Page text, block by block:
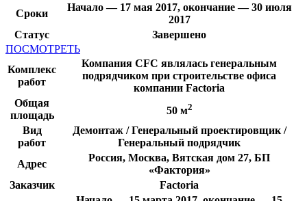
Сроки
Начало — 17 мая 2017, окончание — 30 июля
2017
Статус
Завершено
ПОСМОТРЕТЬ
Комплекс
работ
Компания CFC являлась генеральным
подрядчиком при строительстве офиса
компании Factoria
Общая
площадь
50 м2
Вид
работ
Демонтаж / Генеральный проектировщик /
Генеральный подрядчик
Адрес
Россия, Москва, Вятская дом 27, БП
«Фактория»
Заказчик
Factoria